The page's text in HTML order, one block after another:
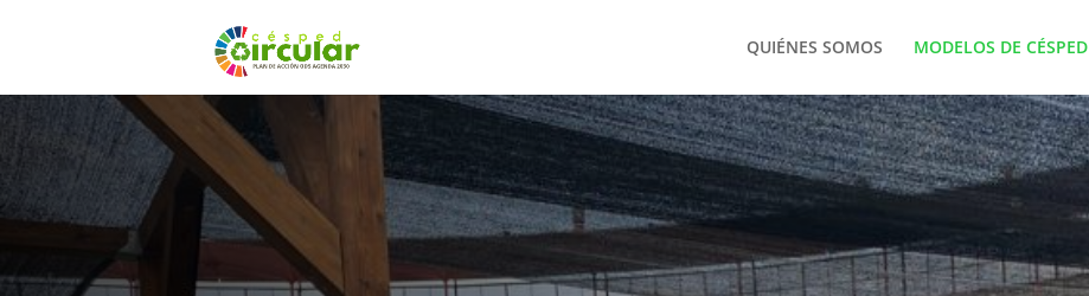
QUIÉNES SOMOS MODELOS DE CÉSPED